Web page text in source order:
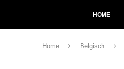
HOME
Home Belgisch